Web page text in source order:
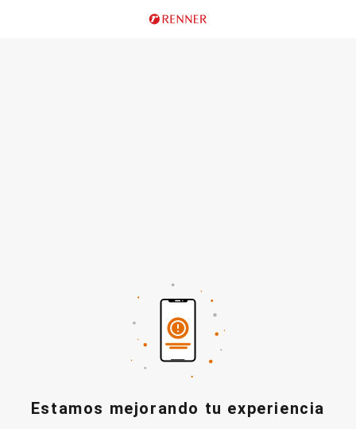
Estamos mejorando tu experiencia